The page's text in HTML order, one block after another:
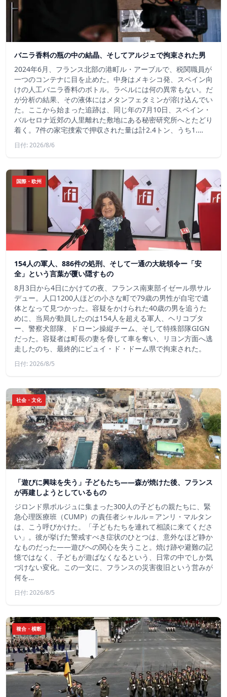
バニラ香料の瓶の中の結晶、そしてアルジェで拘束された男
2024年6月、フランス北部の港町ル・アーブルで、税関職員が
一つのコンテナに目を止めた。中身はメキシコ発、スペイン向
けの人工バニラ香料のボトル。ラベルには何の異常もない。だ
が分析の結果、その液体にはメタンフェタミンが溶け込んでい
た。ここから始まった追跡は、同じ年の7月10日、スペイン・
バルセロナ近郊の人里離れた敷地にある秘密研究所へとたどり
着く。7件の家宅捜索で押収された量は計2.4トン、うち1.…
日付: 2026/8/6
国際・欧州
154人の軍人、886件の処刑、そして一通の大統領令ー「安
全」という言葉が覆い隠すもの
8月3日から4日にかけての夜、フランス南東部イゼール県サル
デュー。人口1200人ほどの小さな町で79歳の男性が自宅で遺
体となって見つかった。容疑をかけられた40歳の男を追うた
めに、当局が動員したのは154人を超える軍人、ヘリコプタ
ー、警察犬部隊、ドローン操縦チーム、そして特殊部隊GIGN
だった。容疑者は町長の妻を脅して車を奪い、リヨン方面へ逃
走したのち、最終的にピュイ・ド・ドーム県で拘束された。
日付: 2026/8/5
社会・文化
「遊びに興味を失う」子どもたち——森が焼けた後、フランス
が再建しようとしているもの
ジロンド県ポルジュに集まった300人の子どもの親たちに、緊
急心理医療班（CUMP）の責任者シャルル＝アンリ・マルタン
は、こう呼びかけた。「子どもたちを連れて相談に来てくださ
い」。彼が挙げた警戒すべき症状のひとつは、意外なほど静か
なものだった――遊びへの関心を失うこと。焼け跡や避難の記
憶ではなく、子どもが遊ばなくなるという、日常の中でしか気
づけない変化。この一文に、フランスの災害復旧という営みが
何を…
日付: 2026/8/5
複合・横断